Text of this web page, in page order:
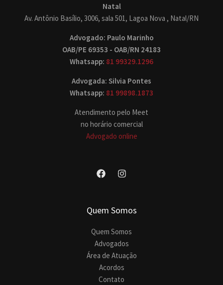
Natal
Av. Antônio Basílio, 3006, sala 501, Lagoa Nova , Natal/RN
Advogado: Paulo Marinho
OAB/PE 69353 - OAB/RN 24183
Whatsapp: 81 99329.1296
Advogada: Silvia Pontes
Whatsapp: 81 99898.1873
Atendimento pelo Meet
no horário comercial
Advogado online
Quem Somos
Quem Somos
Advogados
Área de Atuação
Acordos
Contato